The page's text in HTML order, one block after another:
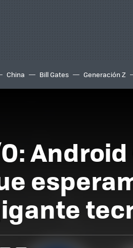
China Bill Gates Generación Z